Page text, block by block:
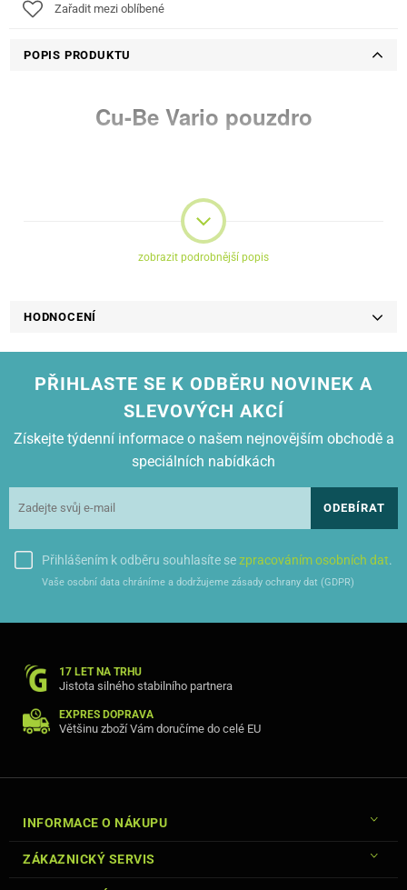
Zařadit mezi oblíbené
POPIS PRODUKTU
Cu-Be Vario pouzdro
Luxusní Vario pouzdro z
ekologické kůže a látky
Pouzdro je perfektní kombinací ochrany a elegance.
Z Vario pouzdra lze vytvořit jednoduchý stojánek.
zobrazit podrobnější popis
HODNOCENÍ
PŘIHLASTE SE K ODBĚRU NOVINEK A
SLEVOVÝCH AKCÍ
Získejte týdenní informace o našem nejnovějším obchodě a
speciálních nabídkách
ODEBÍRAT
Přihlášením k odběru souhlasíte sezpracováním osobních dat.
Vaše osobní data chráníme a dodržujeme zásady ochrany dat (GDPR)
17 LET NA TRHU
Jistota silného stabilního partnera
EXPRES DOPRAVA
Většinu zboží Vám doručíme do celé EU
INFORMACE O NÁKUPU
ZÁKAZNICKÝ SERVIS